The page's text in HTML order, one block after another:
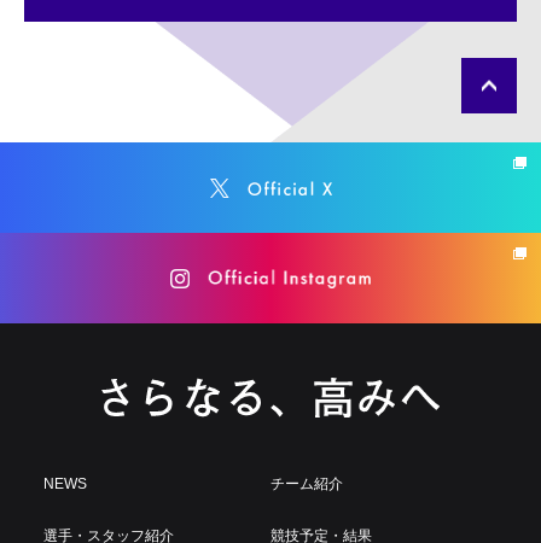
NEWS チーム紹介
選手・スタッフ紹介 競技予定・結果